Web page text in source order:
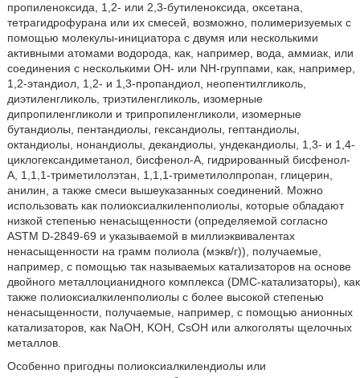
пропиленоксида, 1,2- или 2,3-бутиленоксида, оксетана,
тетрагидрофурана или их смесей, возможно, полимеризуемых с
помощью молекулы-инициатора с двумя или несколькими
активными атомами водорода, как, например, вода, аммиак, или
соединения с несколькими ОН- или NH-группами, как, например,
1,2-этандиол, 1,2- и 1,3-пропандиол, неопентилгликоль,
диэтиленгликоль, триэтиленгликоль, изомерные
дипропиленгликоли и трипропиленгликоли, изомерные
бутандиолы, пентандиолы, гександиолы, гептандиолы,
октандиолы, нонандиолы, декандиолы, ундекандиолы, 1,3- и 1,4-
циклогександиметанол, бисфенол-А, гидрированный бисфенол-
А, 1,1,1-триметилолэтан, 1,1,1-триметилолпропан, глицерин,
анилин, а также смеси вышеуказанных соединений. Можно
использовать как полиоксиалкиленполиолы, которые обладают
низкой степенью ненасыщенности (определяемой согласно
ASTM D-2849-69 и указываемой в миллиэквивалентах
ненасыщенности на грамм полиола (мэкв/г)), получаемые,
например, с помощью так называемых катализаторов на основе
двойного металлоцианидного комплекса (DMC-катализаторы), как
также полиоксиалкиленполиолы с более высокой степенью
ненасыщенности, получаемые, например, с помощью анионных
катализаторов, как NaOH, KOH, CsOH или алкоголяты щелочных
металлов.
Особенно пригодны полиоксиалкилендиолы или